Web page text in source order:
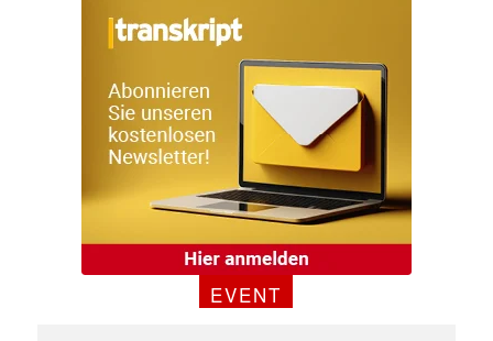
EVENT